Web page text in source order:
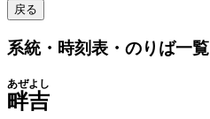
戻る
系統・時刻表・のりば一覧
畔吉
あぜよし